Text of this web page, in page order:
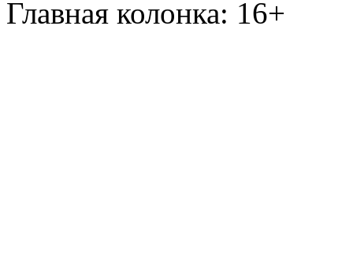
Главная колонка: 16+